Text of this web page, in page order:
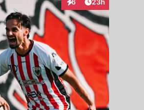
6
Interaktionen
23h